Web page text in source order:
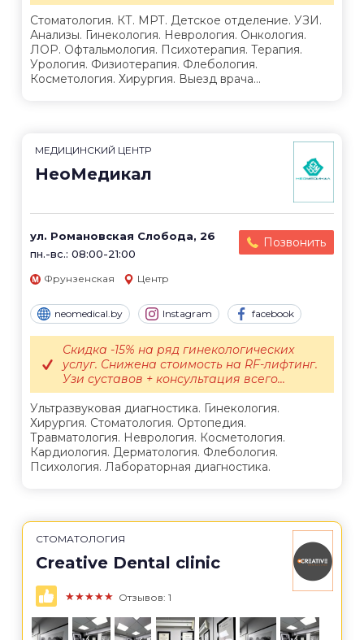
Стоматология. КТ. МРТ. Детское отделение. УЗИ.
Анализы. Гинекология. Неврология. Онкология.
ЛОР. Офтальмология. Психотерапия. Терапия.
Урология. Физиотерапия. Флебология.
Косметология. Хирургия. Выезд врача...
МЕДИЦИНСКИЙ ЦЕНТР
НеоМедикал
ул. Романовская Слобода, 26
пн.-вс.: 08:00-21:00
Позвонить
Фрунзенская Центр
neomedical.by Instagram facebook
Ультразвуковая диагностика. Гинекология.
Хирургия. Стоматология. Ортопедия.
Травматология. Неврология. Косметология.
Кардиология. Дерматология. Флебология.
Психология. Лабораторная диагностика.
Скидка -15% на ряд гинекологических
услуг. Снижена стоимость на RF-лифтинг.
Узи суставов + консультация всего...
СТОМАТОЛОГИЯ
Creative Dental clinic
★★★★★ Отзывов: 1